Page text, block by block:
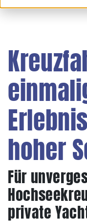
hoher
Für
private